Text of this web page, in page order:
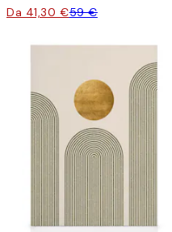
Da 41,30 €59 €